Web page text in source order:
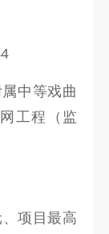
中等戏曲
工程（监
项目最高